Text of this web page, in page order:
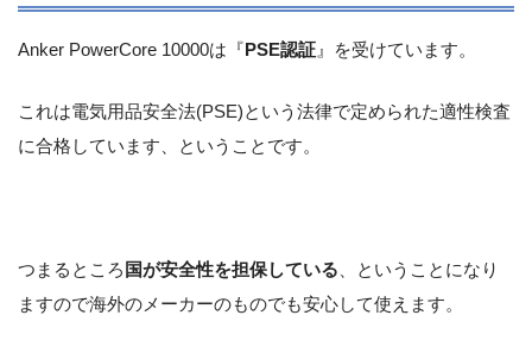
Anker PowerCore 10000は『PSE認証 』を受けています。
これは電気用品安全法(PSE)という法律で定められた適性検査
に合格しています、ということです。
つまるところ 国が安全性を担保している 、ということになり
ますので海外のメーカーのものでも安心して使えます。